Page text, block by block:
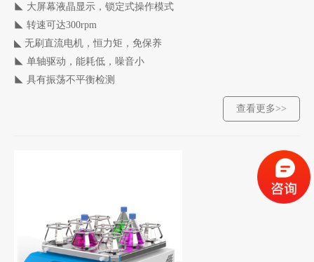
◣ 大屏幕液晶显示，锁定式操作模式
◣ 转速可达300rpm
◣ 无刷直流电机，恒力矩，免保养
◣ 单轴驱动，能耗低，噪音小
◣ 具有振荡不平衡检测
查看更多>>